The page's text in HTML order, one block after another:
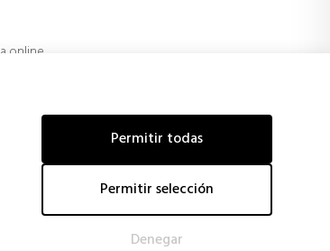
Permitir todas
Permitir selección
Denegar
online
internacionales.